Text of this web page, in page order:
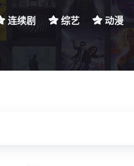
连续剧 综艺 动漫